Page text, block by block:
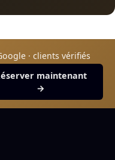
· clients vérifiés
maintenant
→